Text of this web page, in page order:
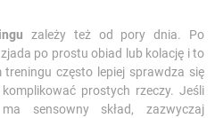
zależy też od pory dnia. Po
po prostu obiad lub kolację i to
często lepiej sprawdza się
prostych rzeczy. Jeśli
sensowny skład, zazwyczaj